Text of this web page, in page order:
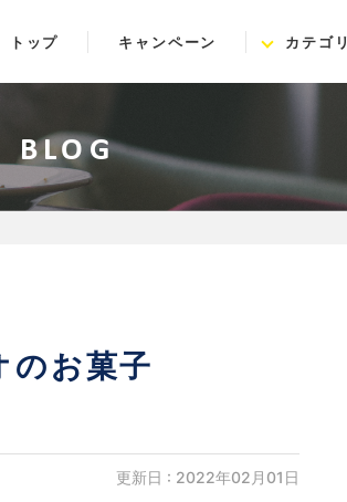
トップ キャンペーン カテゴリ
BLOG
お菓子
更新日 : 2022年02月01日